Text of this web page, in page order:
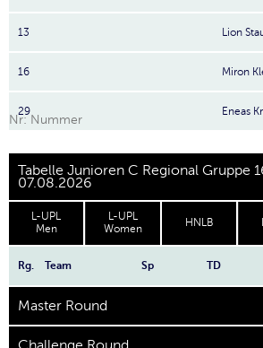
13 Lion
16 Miron
29 Eneas
Nr: Nummer
Tabelle Junioren C Regional Gruppe
07.08.2026
L-UPL
Men
L-UPL
Women
HNLB
Rg. Team Sp TD
Master Round